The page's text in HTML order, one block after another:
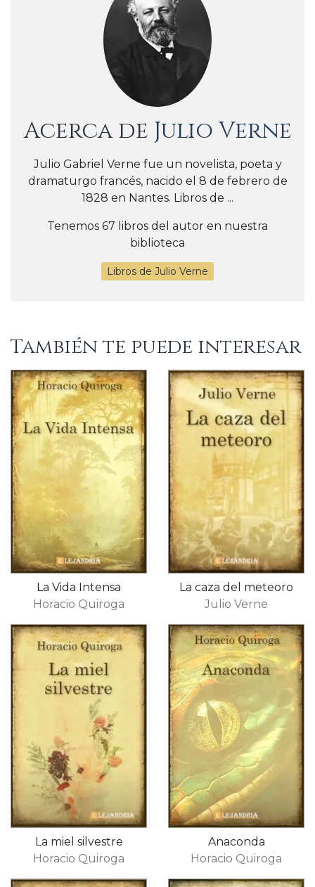
Acerca de Julio Verne
Julio Gabriel Verne fue un novelista, poeta y
dramaturgo francés, nacido el 8 de febrero de
1828 en Nantes. Libros de ...
Tenemos 67 libros del autor en nuestra
biblioteca
Libros de Julio Verne
También te puede interesar
La Vida Intensa
Horacio Quiroga
La caza del meteoro
Julio Verne
La miel silvestre
Horacio Quiroga
Anaconda
Horacio Quiroga